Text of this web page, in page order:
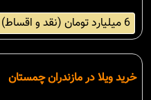
6 میلیارد تومان (نقد و اقساط)
خرید ویلا در مازندران چمستان